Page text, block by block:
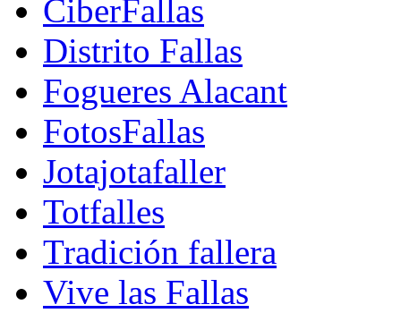
CiberFallas
Distrito Fallas
Fogueres Alacant
FotosFallas
Jotajotafaller
Totfalles
Tradición fallera
Vive las Fallas